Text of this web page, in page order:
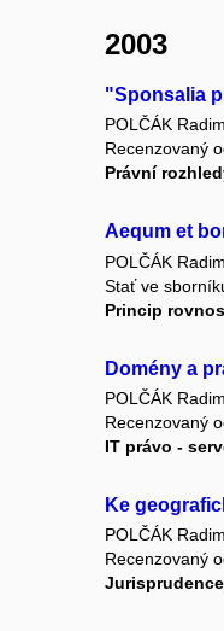
2003
"Sponsalia
POLČÁK Radim
Recenzovaný
Právní
Aequm et
POLČÁK Radim
Stať ve
Princip
Domény a
POLČÁK Radim
Recenzovaný
IT právo -
Ke
POLČÁK Radim
Recenzovaný